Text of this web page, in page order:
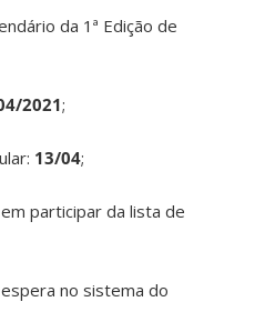
da 1ª Edição de
2021;
13/04;
participar da lista de
no sistema do